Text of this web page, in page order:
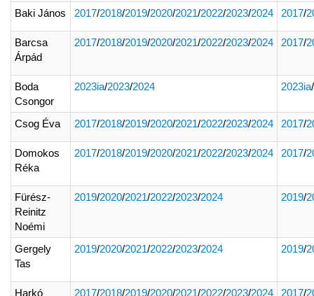
Baki János 2017/2018/2019/2020/2021/2022/2023/2024 2017/
Barcsa
Árpád
2017/2018/2019/2020/2021/2022/2023/2024 2017/
Boda
Csongor
2023ia/2023/2024 2023ia/
Csog Éva 2017/2018/2019/2020/2021/2022/2023/2024 2017/
Domokos
Réka
2017/2018/2019/2020/2021/2022/2023/2024 2017/
Fürész-
Reinitz
Noémi
2019/2020/2021/2022/2023/2024 2019/
Gergely
Tas
2019/2020/2021/2022/2023/2024 2019/
Harkó
2017/2018/2019/2020/2021/2022/2023/2024 2017/